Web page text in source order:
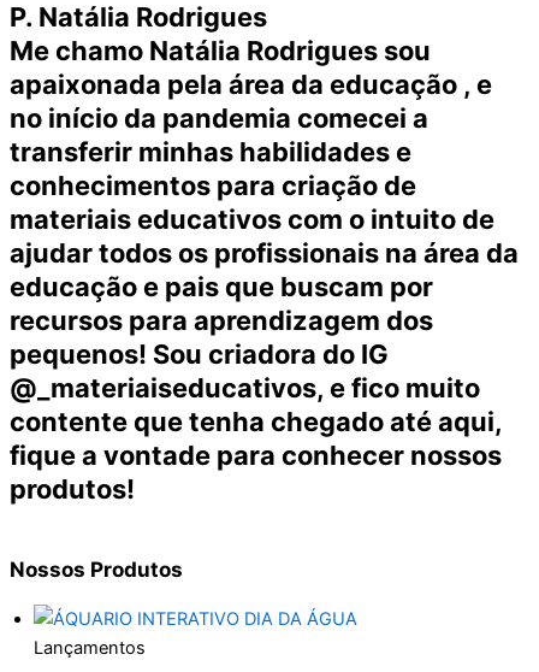
P. Natália Rodrigues
Me chamo Natália Rodrigues sou
apaixonada pela área da educação , e
no início da pandemia comecei a
transferir minhas habilidades e
conhecimentos para criação de
materiais educativos com o intuito de
ajudar todos os profissionais na área da
educação e pais que buscam por
recursos para aprendizagem dos
pequenos! Sou criadora do IG
@_materiaiseducativos, e fico muito
contente que tenha chegado até aqui,
fique a vontade para conhecer nossos
produtos!
Nossos Produtos
Lançamentos